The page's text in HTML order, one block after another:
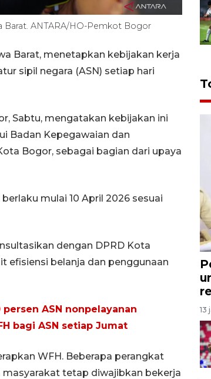
Barat. ANTARA/HO-Pemkot Bogor
Barat, menetapkan kebijakan kerja
sipil negara (ASN) setiap hari
Sabtu, mengatakan kebijakan ini
Badan Kepegawaian dan
Bogor, sebagai bagian dari upaya
mulai 10 April 2026 sesuai
dengan DPRD Kota
efisiensi belanja dan penggunaan
ASN nonpelayanan
bagi ASN setiap Jumat
WFH. Beberapa perangkat
tetap diwajibkan bekerja
13